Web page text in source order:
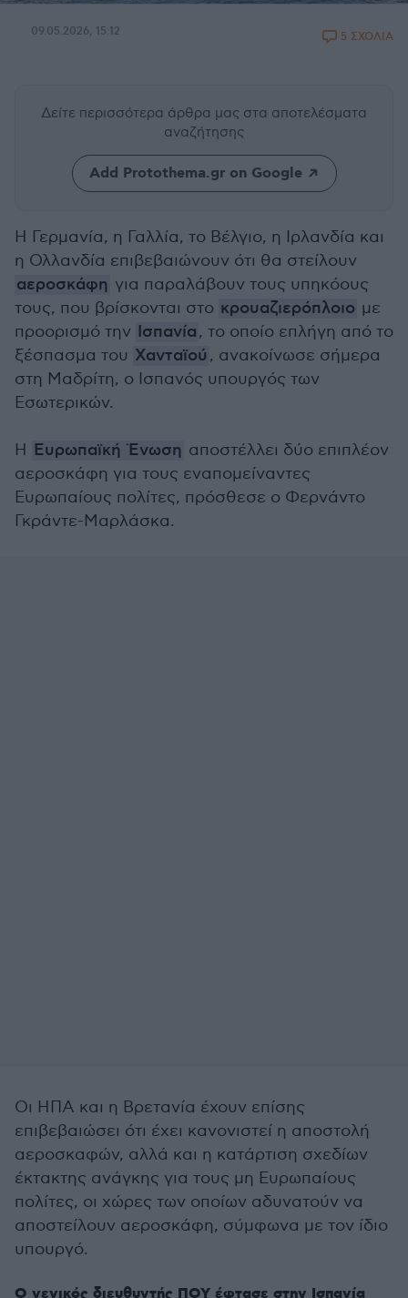
09.05.2026, 15:12 5 ΣΧΟΛΙΑ
Δείτε περισσότερα άρθρα μας στα αποτελέσματα
αναζήτησης
Add Protothema.gr on Google
Η Γερμανία, η Γαλλία, το Βέλγιο, η Ιρλανδία και
η Ολλανδία επιβεβαιώνουν ότι θα στείλουν
αεροσκάφη για παραλάβουν τους υπηκόους
τους, που βρίσκονται στο κρουαζιερόπλοιο με
προορισμό την Ισπανία, το οποίο επλήγη από το
ξέσπασμα του Χανταϊού , ανακοίνωσε σήμερα
στη Μαδρίτη, ο Ισπανός υπουργός των
Εσωτερικών.
Η Ευρωπαϊκή Ένωση αποστέλλει δύο επιπλέον
αεροσκάφη για τους εναπομείναντες
Ευρωπαίους πολίτες, πρόσθεσε ο Φερνάντο
Γκράντε-Μαρλάσκα.
Οι ΗΠΑ και η Βρετανία έχουν επίσης
επιβεβαιώσει ότι έχει κανονιστεί η αποστολή
αεροσκαφών, αλλά και η κατάρτιση σχεδίων
έκτακτης ανάγκης για τους μη Ευρωπαίους
πολίτες, οι χώρες των οποίων αδυνατούν να
αποστείλουν αεροσκάφη, σύμφωνα με τον ίδιο
υπουργό.
Ο γενικός διευθυντής ΠΟΥ έφτασε στην Ισπανία